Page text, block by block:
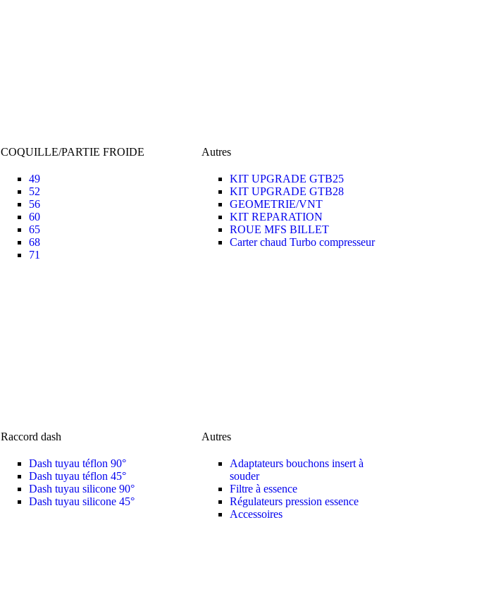
COQUILLE/PARTIE FROIDE
49
52
56
60
65
68
71
Autres
KIT UPGRADE GTB25
KIT UPGRADE GTB28
GEOMETRIE/VNT
KIT REPARATION
ROUE MFS BILLET
Carter chaud Turbo compresseur
Raccord dash
Dash tuyau téflon 90°
Dash tuyau téflon 45°
Dash tuyau silicone 90°
Dash tuyau silicone 45°
Autres
Adaptateurs bouchons insert à
souder
Filtre à essence
Régulateurs pression essence
Accessoires